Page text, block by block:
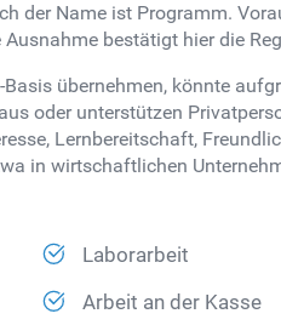
der Name ist Programm.
bestätigt hier die
übernehmen, könnte
oder unterstützen
Lernbereitschaft,
in wirtschaftlichen
Laborarbeit
Arbeit an der Kasse